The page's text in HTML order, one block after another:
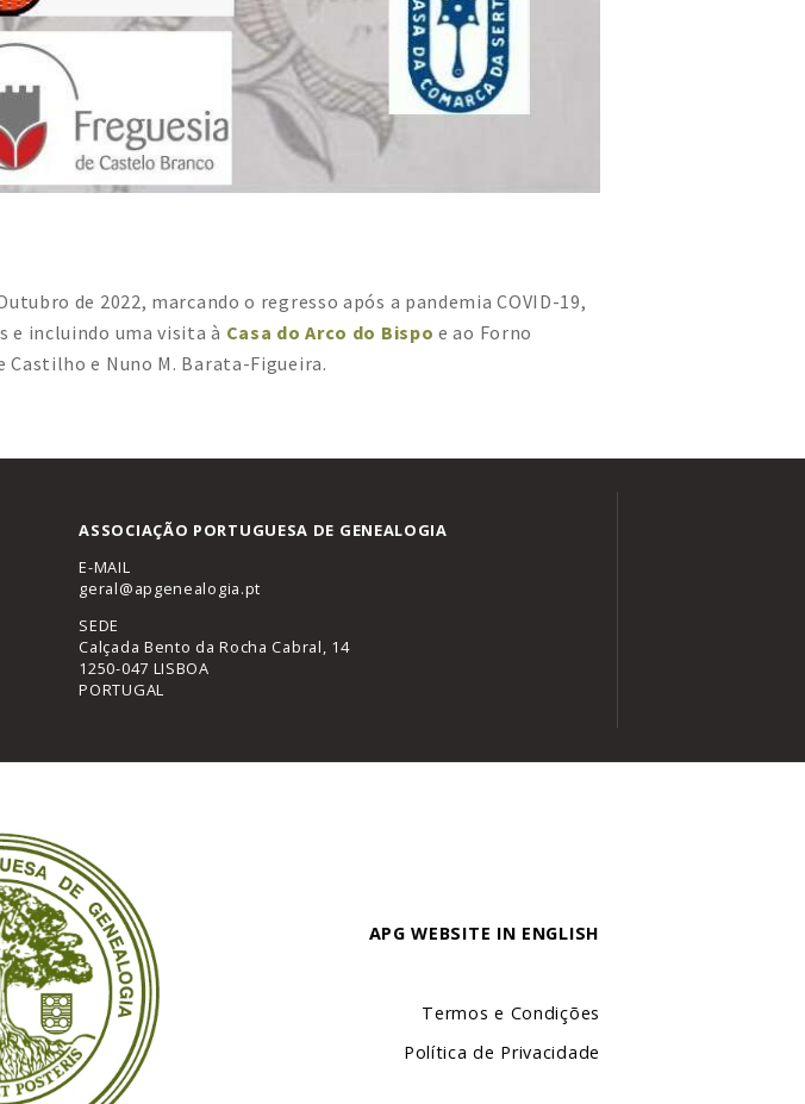
de 2022, marcando o regresso após a pandemia COVID-19,
e incluindo uma visita à Casa do Arco do Bispo e ao Forno
e Nuno M. Barata-Figueira.
ASSOCIAÇÃO PORTUGUESA DE GENEALOGIA
E-MAIL
geral@apgenealogia.pt
SEDE
Calçada Bento da Rocha Cabral, 14
1250-047 LISBOA
PORTUGAL
APG WEBSITE IN ENGLISH
Termos e Condições
Política de Privacidade